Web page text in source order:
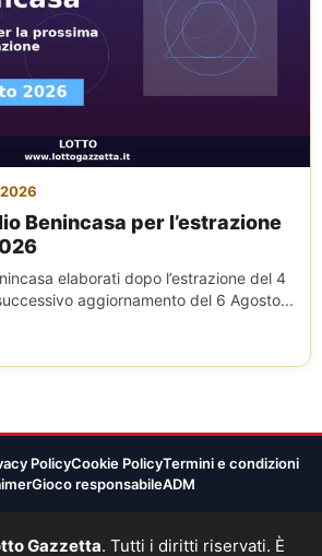
Benincasa per l’estrazione
elaborati dopo l’estrazione del 4
aggiornamento del 6 Agosto...
PolicyCookie PolicyTermini e condizioni
Gioco responsabileADM
Gazzetta. Tutti i diritti riservati. È